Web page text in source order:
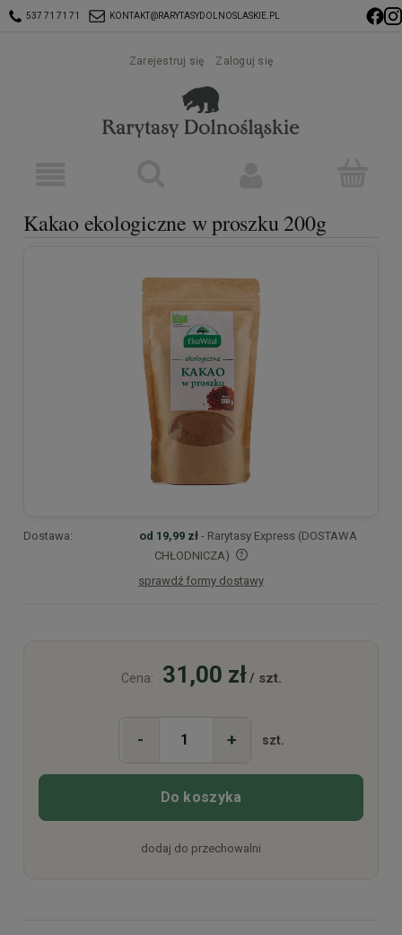
537 71 71 71 KONTAKT@RARYTASYDOLNOSLASKIE.PL
Zarejestruj się Zaloguj się
Kakao ekologiczne w proszku 200g
Dostawa: od 19,99 zł - Rarytasy Express (DOSTAWA
CHŁODNICZA)
Cena nie zawiera ewentualnych kosztów płatności
sprawdź formy dostawy
Cena: 31,00 zł/ szt.
- + szt.
Do koszyka
dodaj do przechowalni